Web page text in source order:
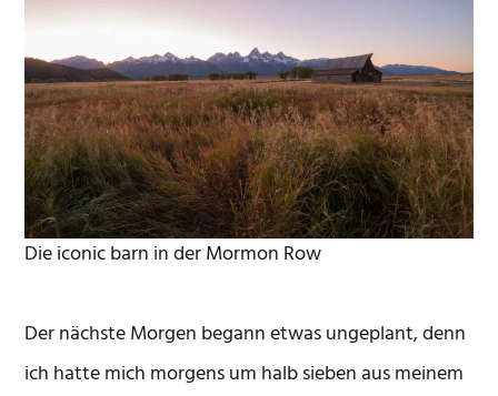
Die iconic barn in der Mormon Row
Der nächste Morgen begann etwas ungeplant, denn
ich hatte mich morgens um halb sieben aus meinem